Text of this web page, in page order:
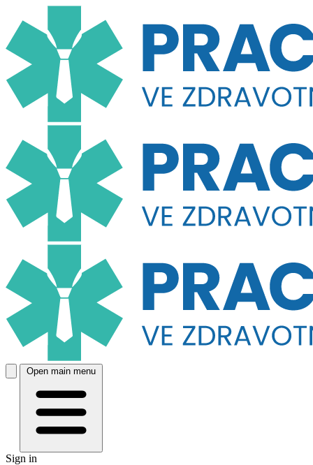
Open main menu
Sign in